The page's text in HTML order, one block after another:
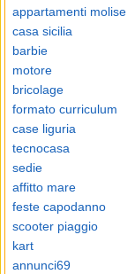
appartamenti molise
casa sicilia
barbie
motore
bricolage
formato curriculum
case liguria
tecnocasa
sedie
affitto mare
feste capodanno
scooter piaggio
kart
annunci69